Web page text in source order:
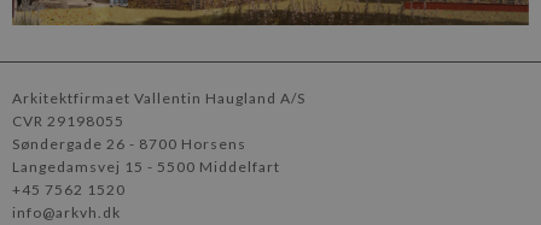
Arkitektfirmaet Vallentin Haugland A/S
CVR 29198055
Søndergade 26
8700 Horsens
Langedamsvej 15
5500 Middelfart
+45 7562 1520
info@arkvh.dk